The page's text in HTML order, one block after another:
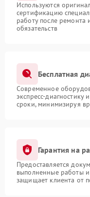
Используются
сертификацию
работу после ремонта
обязательств
Бесплатная
Современное
экспресс-диагностику
сроки, минимизируя
Гарантия на
Предоставляется
выполненные работы и
защищает клиента от